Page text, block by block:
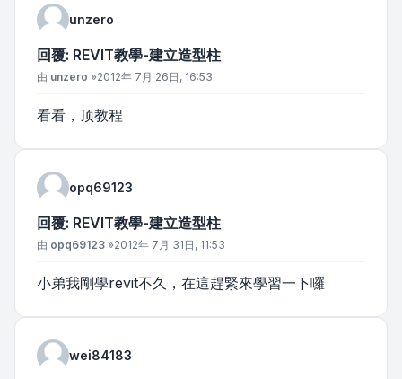
unzero
回覆: REVIT教學-建立造型柱
文章
由 unzero »2012年 7月 26日, 16:53
看看，顶教程
opq69123
回覆: REVIT教學-建立造型柱
文章
由 opq69123 »2012年 7月 31日, 11:53
小弟我剛學revit不久，在這趕緊來學習一下囉
wei84183